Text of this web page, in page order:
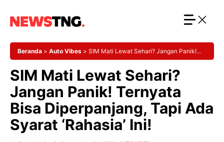
Beranda > Auto Vibes > SIM Mati Lewat Sehari? Jangan Panik!
SIM Mati Lewat Sehari?
Jangan Panik! Ternyata
Bisa Diperpanjang, Tapi Ada
Syarat ‘Rahasia’ Ini!